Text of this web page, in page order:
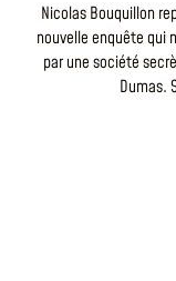
Nicolas Bouquillon
nouvelle enquête qui
par une société
Dumas.